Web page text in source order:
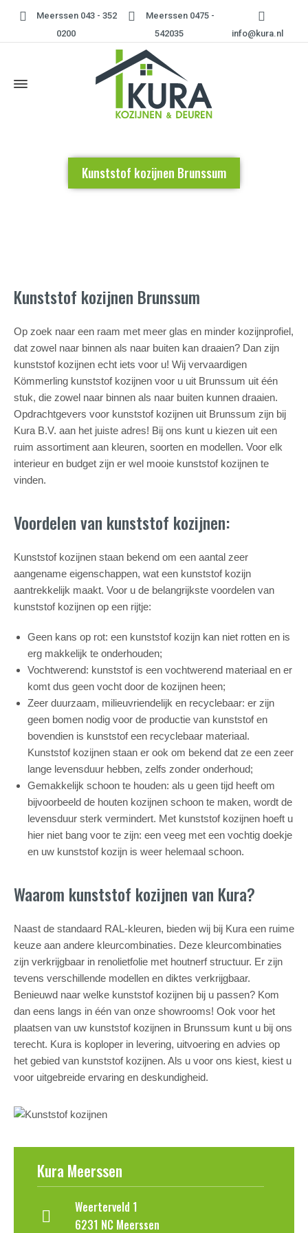
Meerssen 043 - 352
0200
Meerssen 0475 -
542035
info@kura.nl
Kunststof kozijnen Brunssum
Kunststof kozijnen Brunssum
Op zoek naar een raam met meer glas en minder kozijnprofiel,
dat zowel naar binnen als naar buiten kan draaien? Dan zijn
kunststof kozijnen echt iets voor u! Wij vervaardigen
Kömmerling kunststof kozijnen voor u uit Brunssum uit één
stuk, die zowel naar binnen als naar buiten kunnen draaien.
Opdrachtgevers voor kunststof kozijnen uit Brunssum zijn bij
Kura B.V. aan het juiste adres! Bij ons kunt u kiezen uit een
ruim assortiment aan kleuren, soorten en modellen. Voor elk
interieur en budget zijn er wel mooie kunststof kozijnen te
vinden.
Voordelen van kunststof kozijnen:
Kunststof kozijnen staan bekend om een aantal zeer
aangename eigenschappen, wat een kunststof kozijn
aantrekkelijk maakt. Voor u de belangrijkste voordelen van
kunststof kozijnen op een rijtje:
Geen kans op rot: een kunststof kozijn kan niet rotten en is
erg makkelijk te onderhouden;
Vochtwerend: kunststof is een vochtwerend materiaal en er
komt dus geen vocht door de kozijnen heen;
Zeer duurzaam, milieuvriendelijk en recyclebaar: er zijn
geen bomen nodig voor de productie van kunststof en
bovendien is kunststof een recyclebaar materiaal.
Kunststof kozijnen staan er ook om bekend dat ze een zeer
lange levensduur hebben, zelfs zonder onderhoud;
Gemakkelijk schoon te houden: als u geen tijd heeft om
bijvoorbeeld de houten kozijnen schoon te maken, wordt de
levensduur sterk vermindert. Met kunststof kozijnen hoeft u
hier niet bang voor te zijn: een veeg met een vochtig doekje
en uw kunststof kozijn is weer helemaal schoon.
Waarom kunststof kozijnen van Kura?
Naast de standaard RAL-kleuren, bieden wij bij Kura een ruime
keuze aan andere kleurcombinaties. Deze kleurcombinaties
zijn verkrijgbaar in renolietfolie met houtnerf structuur. Er zijn
tevens verschillende modellen en diktes verkrijgbaar.
Benieuwd naar welke kunststof kozijnen bij u passen? Kom
dan eens langs in één van onze showrooms! Ook voor het
plaatsen van uw kunststof kozijnen in Brunssum kunt u bij ons
terecht. Kura is koploper in levering, uitvoering en advies op
het gebied van kunststof kozijnen. Als u voor ons kiest, kiest u
voor uitgebreide ervaring en deskundigheid.
Kura Meerssen
Weerterveld 1
6231 NC Meerssen